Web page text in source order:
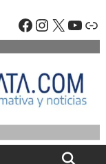
Facebook
X